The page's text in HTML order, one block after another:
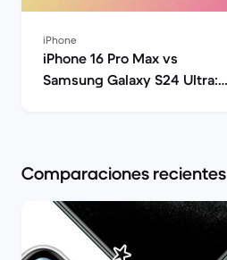
iPhone
iPhone 16 Pro Max vs
Samsung Galaxy S24 Ultra:
Comparaciones recientes